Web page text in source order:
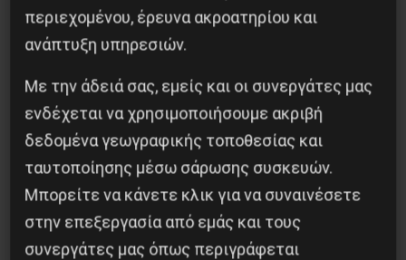
Besa, το νέο πολιτικό μανιφέστο του Ράμα
περιεχομένου, έρευνα ακροατηρίου και
ανάπτυξη υπηρεσιών.
Με την άδειά σας, εμείς και οι συνεργάτες μας
ενδέχεται να χρησιμοποιήσουμε ακριβή
δεδομένα γεωγραφικής τοποθεσίας και
ταυτοποίησης μέσω σάρωσης συσκευών.
Μπορείτε να κάνετε κλικ για να συναινέσετε
στην επεξεργασία από εμάς και τους
συνεργάτες μας όπως περιγράφεται